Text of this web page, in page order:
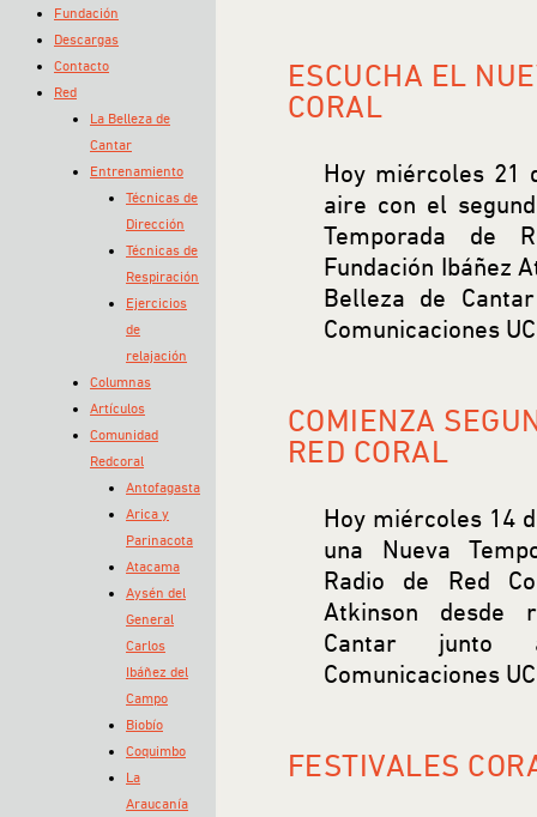
Fundación
Descargas
Contacto
Red
La Belleza de
Cantar
Entrenamiento
Técnicas de
Dirección
Técnicas de
Respiración
Ejercicios
de
relajación
Columnas
Artículos
Comunidad
Redcoral
Antofagasta
Arica y
Parinacota
Atacama
Aysén del
General
Carlos
Ibáñez del
Campo
Biobío
Coquimbo
La
Araucanía
ESCUCHA EL
CORAL
Hoy miércoles 21
aire con el
Temporada de
Fundación Ibáñez
Belleza de
Comunicaciones
COMIENZA
RED CORAL
Hoy miércoles 14
una Nueva
Radio de Red
Atkinson desde
Cantar
Comunicaciones
FESTIVALES